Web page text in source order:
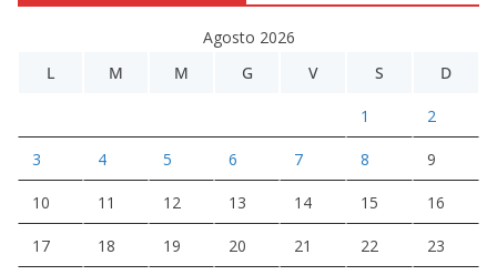
Agosto 2026
L
M M G V S D
1 2
3 4 5 6 7 8 9
10 11 12 13 14 15 16
17 18 19 20 21 22 23